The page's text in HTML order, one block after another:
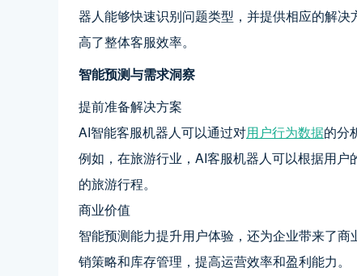
器人能够快速识别问题类型，并提供相应的解
高了整体客服效率。
智能预测与需求洞察
提前准备解决方案
AI智能客服机器人可以通过对用户行为数据的分
例如，在旅游行业，AI客服机器人可以根据用
的旅游行程。
商业价值
智能预测能力提升用户体验，还为企业带来了
销策略和库存管理，提高运营效率和盈利能力。